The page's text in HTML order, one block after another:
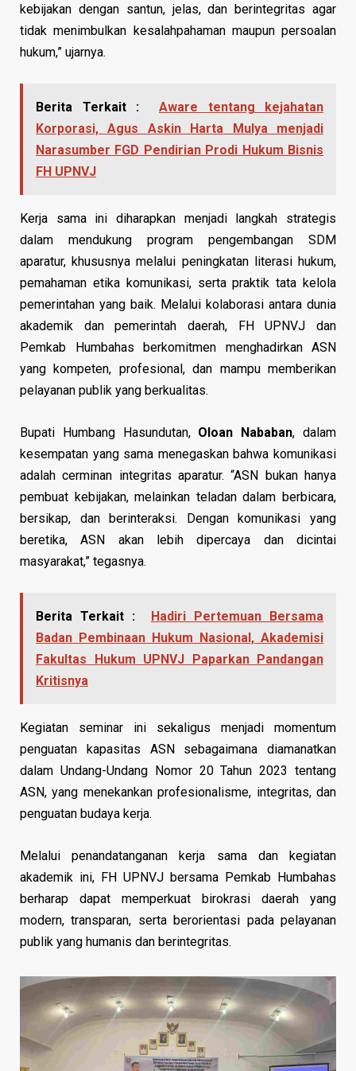
kebijakan dengan santun, jelas, dan berintegritas agar
tidak menimbulkan kesalahpahaman maupun persoalan
hukum,” ujarnya.
Berita Terkait :
Aware tentang kejahatan
Korporasi, Agus Askin Harta Mulya menjadi
Narasumber FGD Pendirian Prodi Hukum Bisnis
FH UPNVJ
Kerja sama ini diharapkan menjadi langkah strategis
dalam mendukung program pengembangan SDM
aparatur, khususnya melalui peningkatan literasi hukum,
pemahaman etika komunikasi, serta praktik tata kelola
pemerintahan yang baik. Melalui kolaborasi antara dunia
akademik dan pemerintah daerah, FH UPNVJ dan
Pemkab Humbahas berkomitmen menghadirkan ASN
yang kompeten, profesional, dan mampu memberikan
pelayanan publik yang berkualitas.
Bupati Humbang Hasundutan, Oloan Nababan, dalam
kesempatan yang sama menegaskan bahwa komunikasi
adalah cerminan integritas aparatur. “ASN bukan hanya
pembuat kebijakan, melainkan teladan dalam berbicara,
bersikap, dan berinteraksi. Dengan komunikasi yang
beretika, ASN akan lebih dipercaya dan dicintai
masyarakat,” tegasnya.
Berita Terkait :
Hadiri Pertemuan Bersama
Badan Pembinaan Hukum Nasional, Akademisi
Fakultas Hukum UPNVJ Paparkan Pandangan
Kritisnya
Kegiatan seminar ini sekaligus menjadi momentum
penguatan kapasitas ASN sebagaimana diamanatkan
dalam Undang-Undang Nomor 20 Tahun 2023 tentang
ASN, yang menekankan profesionalisme, integritas, dan
penguatan budaya kerja.
Melalui penandatanganan kerja sama dan kegiatan
akademik ini, FH UPNVJ bersama Pemkab Humbahas
berharap dapat memperkuat birokrasi daerah yang
modern, transparan, serta berorientasi pada pelayanan
publik yang humanis dan berintegritas.